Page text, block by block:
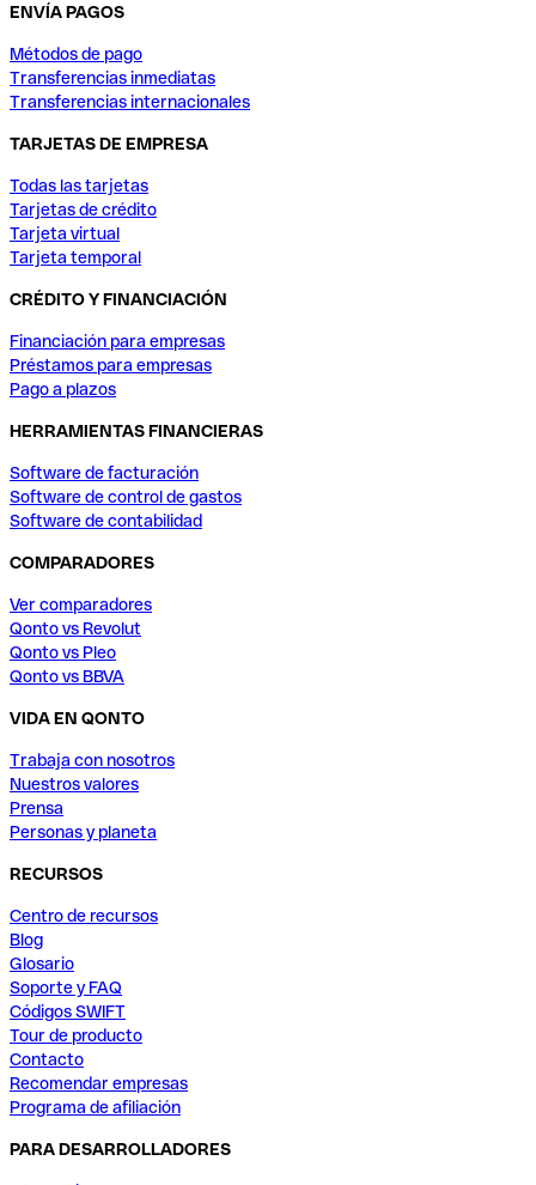
ENVÍA PAGOS
Métodos de pago
Transferencias inmediatas
Transferencias internacionales
TARJETAS DE EMPRESA
Todas las tarjetas
Tarjetas de crédito
Tarjeta virtual
Tarjeta temporal
CRÉDITO Y FINANCIACIÓN
Financiación para empresas
Préstamos para empresas
Pago a plazos
HERRAMIENTAS FINANCIERAS
Software de facturación
Software de control de gastos
Software de contabilidad
COMPARADORES
Ver comparadores
Qonto vs Revolut
Qonto vs Pleo
Qonto vs BBVA
VIDA EN QONTO
Trabaja con nosotros
Nuestros valores
Prensa
Personas y planeta
RECURSOS
Centro de recursos
Blog
Glosario
Soporte y FAQ
Códigos SWIFT
Tour de producto
Contacto
Recomendar empresas
Programa de afiliación
PARA DESARROLLADORES